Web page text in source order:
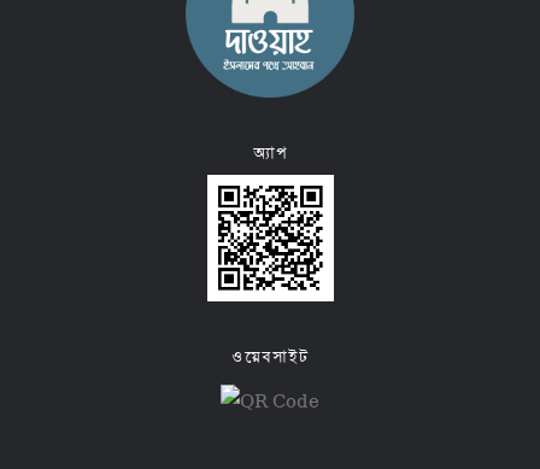
অ্যাপ
ওয়েবসাইট